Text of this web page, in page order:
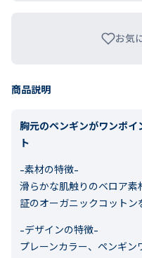
お気
商品説明
胸元のペンギンがワンポ
ト
-素材の特徴-
滑らかな肌触りのベロア
証のオーガニックコットン
-デザインの特徴-
プレーンカラー、ペンギン